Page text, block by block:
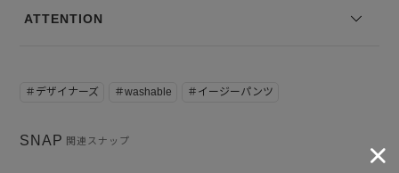
ATTENTION
＃デザイナーズ ＃washable ＃イージーパンツ
SNAP 関連スナップ